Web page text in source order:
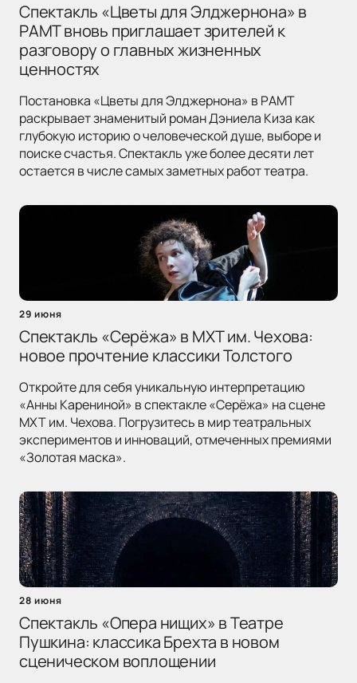
Спектакль «Цветы для Элджернона» в
РАМТ вновь приглашает зрителей к
разговору о главных жизненных
ценностях
Постановка «Цветы для Элджернона» в РАМТ
раскрывает знаменитый роман Дэниела Киза как
глубокую историю о человеческой душе, выборе и
поиске счастья. Спектакль уже более десяти лет
остается в числе самых заметных работ театра.
29 июня
Спектакль «Серёжа» в МХТ им. Чехова:
новое прочтение классики Толстого
Откройте для себя уникальную интерпретацию
«Анны Карениной» в спектакле «Серёжа» на сцене
МХТ им. Чехова. Погрузитесь в мир театральных
экспериментов и инноваций, отмеченных премиями
«Золотая маска».
28 июня
Спектакль «Опера нищих» в Театре
Пушкина: классика Брехта в новом
сценическом воплощении